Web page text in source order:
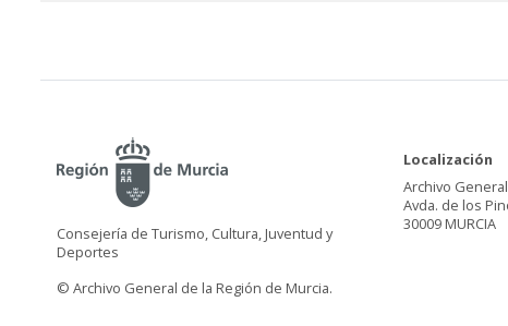
Consejería de Turismo, Cultura, Juventud y
Deportes
© Archivo General de la Región de Murcia.
Localización
Archivo
Avda. de los
30009 MURCIA